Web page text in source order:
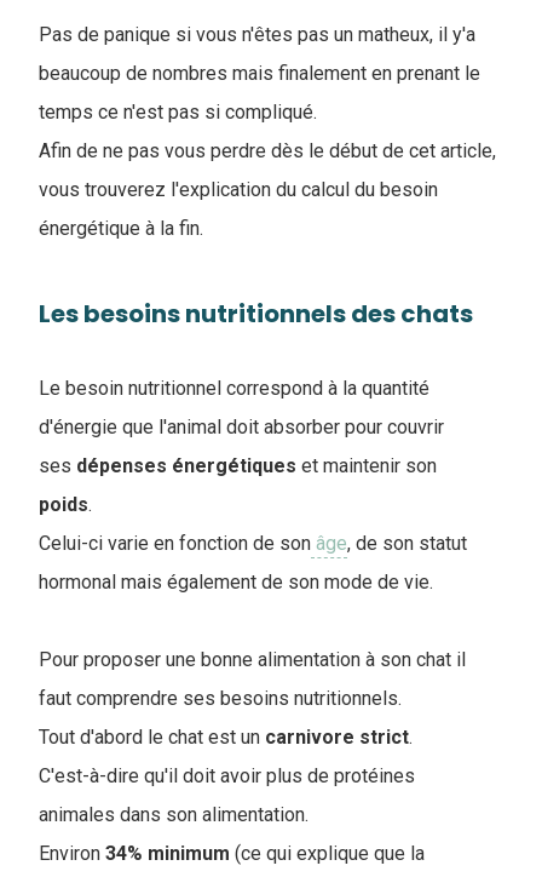
Pas de panique si vous n'êtes pas un matheux, il y'a
beaucoup de nombres mais finalement en prenant le
temps ce n'est pas si compliqué.
Afin de ne pas vous perdre dès le début de cet article,
vous trouverez l'explication du calcul du besoin
énergétique à la fin.
Les besoins nutritionnels des chats
Le besoin nutritionnel correspond à la quantité
d'énergie que l'animal doit absorber pour couvrir
ses dépenses énergétiques et maintenir son
poids.
Celui-ci varie en fonction de son âge, de son statut
hormonal mais également de son mode de vie.
Pour proposer une bonne alimentation à son chat il
faut comprendre ses besoins nutritionnels.
Tout d'abord le chat est un carnivore strict.
C'est-à-dire qu'il doit avoir plus de protéines
animales dans son alimentation.
Environ 34% minimum (ce qui explique que la